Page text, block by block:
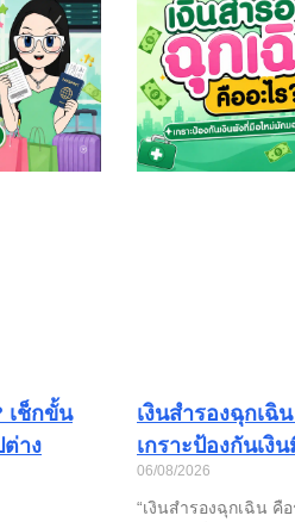
เช็กขั้น
าง
เงินสำรองฉุกเฉิ
เกราะป้องกันเงิ
06/08/2026
“เงินสำรองฉุกเฉิน คื